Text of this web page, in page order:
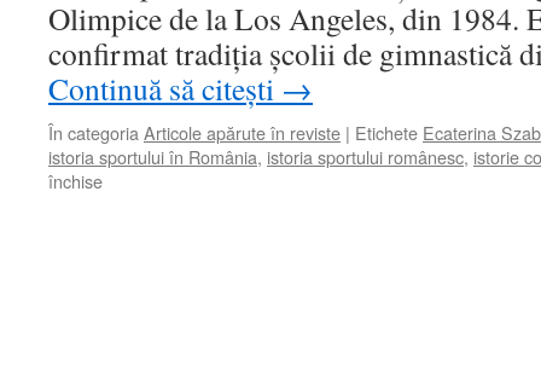
Olimpice de la Los Angeles, din 1984.
confirmat tradiţia şcolii de gimnastică
Continuă să citești →
În categoria Articole apărute în reviste | Etichete Ecaterina
istoria sportului în România, istoria sportului românesc, istorie
închisepentru